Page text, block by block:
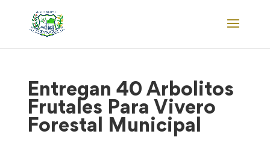
Entregan 40 Arbolitos
Frutales Para Vivero
Forestal Municipal